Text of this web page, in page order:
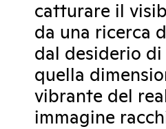
catturare il
da una ricerca
dal desiderio di
quella
vibrante del
immagine